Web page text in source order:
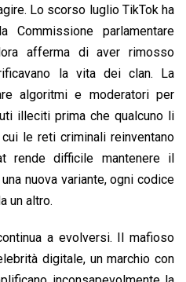
Lo scorso luglio TikTok ha
parlamentare
afferma di aver rimosso
la vita dei clan. La
algoritmi e moderatori per
illeciti prima che qualcuno li
le reti criminali reinventano
rende difficile mantenere il
nuova variante, ogni codice
un altro.
a evolversi. Il mafioso
digitale, un marchio con